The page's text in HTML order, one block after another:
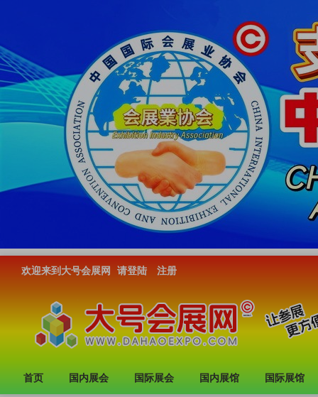
欢迎来到大号会展网 请登陆 注册
首页 国内展会 国际展会 国内展馆 国际展馆